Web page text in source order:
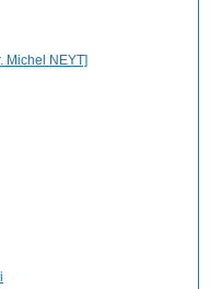
Michel NEYT]